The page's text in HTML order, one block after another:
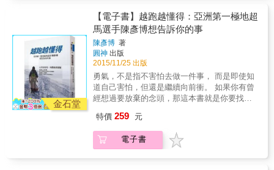
辛酸故事。
尋：這群人 TGOP ◎原創、KUSO、美式幽
默，結合台式包裝的網路短劇天團──「這群人
TGOP」首部文字創作。 「你為什麼要跟我分
手！」 「妳渴嗎。」 「你回答我，為什麼要跟
我分手！」 「妳餓嗎。」 這是你一定看過的暴
紅的短片：《淡定的最高境界》。 餐廳裡，歇
斯底里的「激動姊」遇上不為所動的「淡定
哥」影片一PO上網，2天內旋即創下50萬的瀏
覽人次！ 為什麼明明是討人厭的對白，卻還是
能讓人笑到臉歪嘴斜，不看不行？ 哏，如何產
是讓人欲罷不能，忍不住想要看下去？ 本書帶
你解構7個死黨如何將平凡無奇的日常鳥事變成
笑料？ 如何成功蟬聯三年YouTube十大熱門創
金石堂
【電子書】越跑越懂得：亞洲第一極地超
馬選手陳彥博想告訴你的事
陳彥博 著
圓神 出版
2015/11/25 出版
勇氣，不是指不害怕去做一件事， 而是即使知
道自己害怕，但還是繼續向前衝。 如果你有曾
經想過要放棄的念頭，那這本書就是你要找的
寫下那些人生中真正重要的事 ★特別收錄陳彥
博極地生死交關的多張逼真精美插畫 成功不在
於力量，而在於能堅持多久！ 亞洲第一超馬選
特價 259 元
電子書